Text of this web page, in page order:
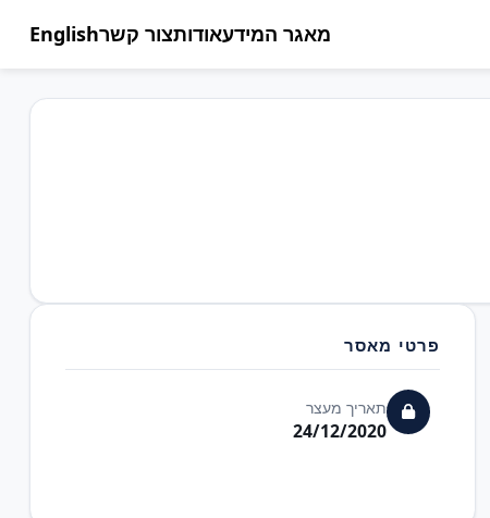
מאגר המידעאודותצור קשרEnglish
פרטי מאסר
תאריך מעצר
24/12/2020